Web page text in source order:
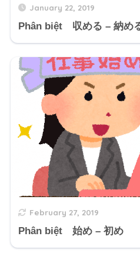
January 22, 2019
Phân biệt 収める – 納め
February 27, 2019
Phân biệt 始め – 初め